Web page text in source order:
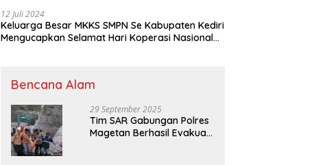
12 Juli 2024
Keluarga Besar MKKS SMPN Se Kabupaten Kediri
Mengucapkan Selamat Hari Koperasi Nasional
Bencana Alam
29 September 2025
Tim SAR Gabungan Polres
Magetan Berhasil Evakuasi